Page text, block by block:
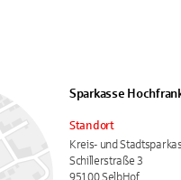
Sparkasse
Standort
Kreis- und
Schillerstraße 3
95100 SelbHof